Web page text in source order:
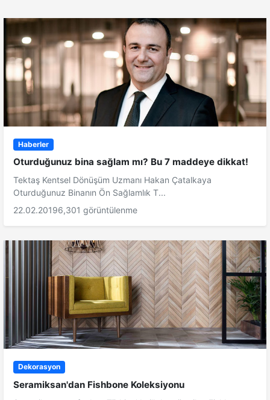
Haberler
Oturduğunuz bina sağlam mı? Bu 7 maddeye dikkat!
Tektaş Kentsel Dönüşüm Uzmanı Hakan Çatalkaya
Oturduğunuz Binanın Ön Sağlamlık T...
22.02.20196,301 görüntülenme
Dekorasyon
Seramiksan'dan Fishbone Koleksiyonu